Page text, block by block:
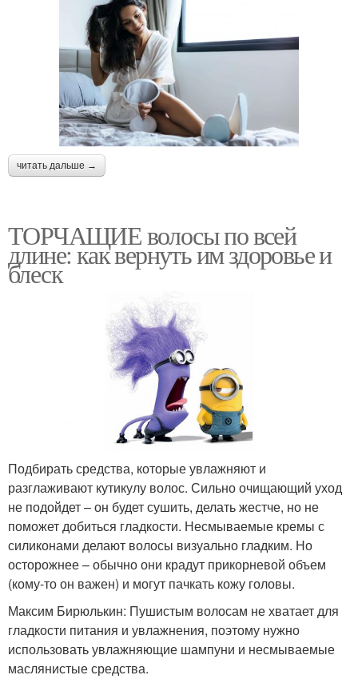
читать дальше →
ТОРЧАЩИЕ волосы по всей
длине: как вернуть им здоровье и
блеск
Подбирать средства, которые увлажняют и
разглаживают кутикулу волос. Сильно очищающий уход
не подойдет – он будет сушить, делать жестче, но не
поможет добиться гладкости. Несмываемые кремы с
силиконами делают волосы визуально гладким. Но
осторожнее – обычно они крадут прикорневой объем
(кому-то он важен) и могут пачкать кожу головы.
Максим Бирюлькин: Пушистым волосам не хватает для
гладкости питания и увлажнения, поэтому нужно
использовать увлажняющие шампуни и несмываемые
маслянистые средства.